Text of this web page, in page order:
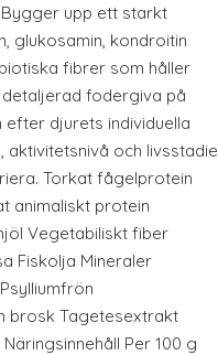
upp ett starkt
glukosamin, kondroitin
fibrer som håller
fodergiva på
efter djurets individuella
aktivitetsnivå och livsstadie
Torkat fågelprotein
animaliskt protein
Vegetabiliskt fiber
Fiskolja Mineraler
brosk Tagetesextrakt
Per 100 g